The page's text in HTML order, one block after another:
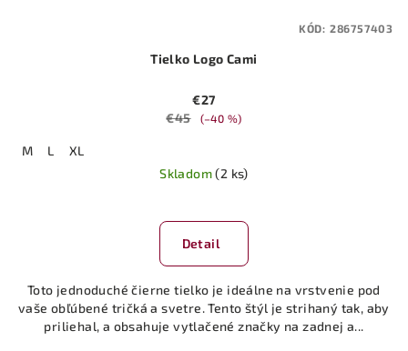
Tielko Logo Cami
€27
€45
(–40 %)
M L
XL
Skladom(2 ks)
Detail
Toto jednoduché čierne tielko je ideálne na vrstvenie pod
vaše obľúbené tričká a svetre. Tento štýl je strihaný tak, aby
priliehal, a obsahuje vytlačené značky na zadnej a...
KÓD: 286757403